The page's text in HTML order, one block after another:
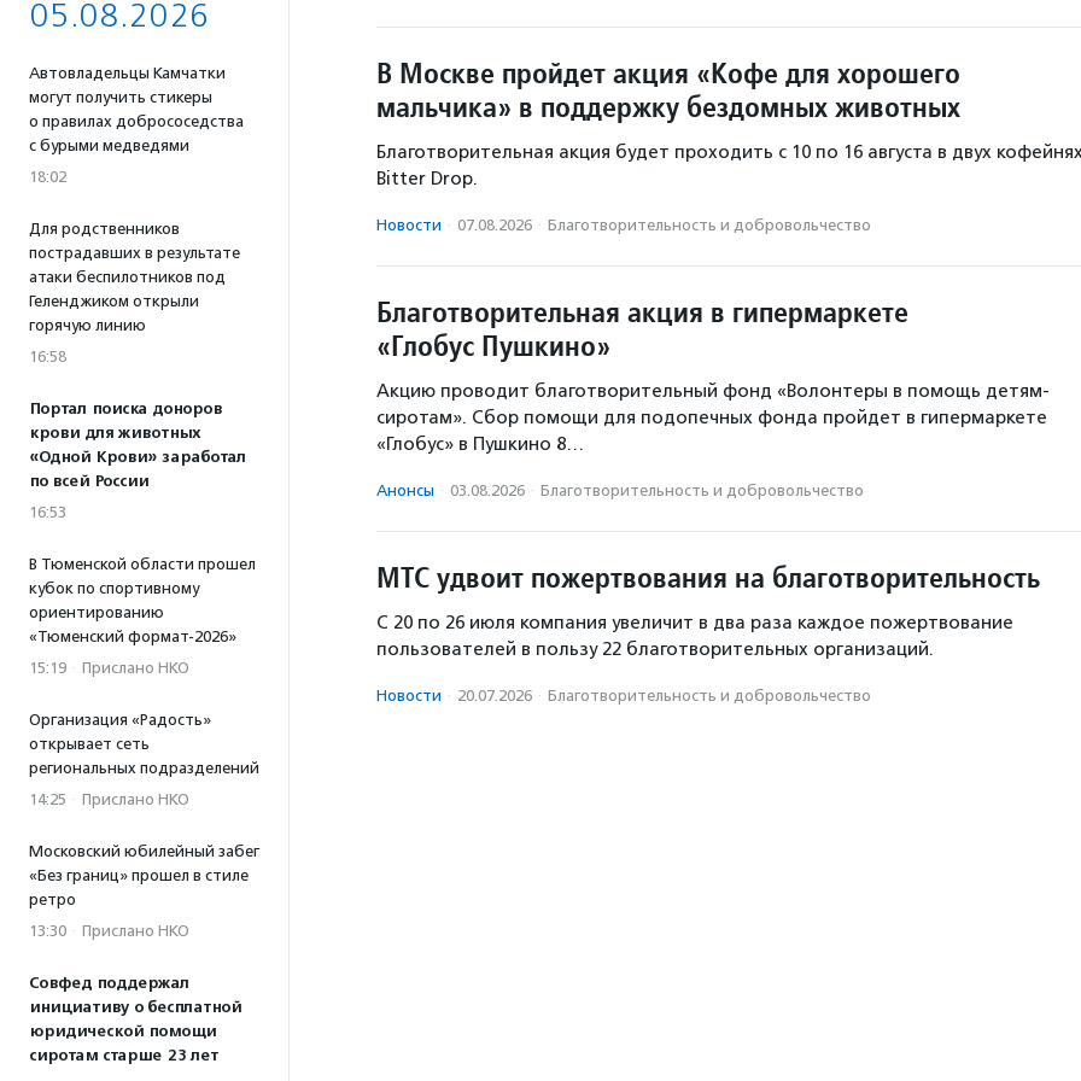
05.08.2026
Автовладельцы Камчатки
могут получить стикеры
о правилах добрососедства
с бурыми медведями
18:02
Для родственников
пострадавших в результате
атаки беспилотников под
Геленджиком открыли
горячую линию
16:58
Портал поиска доноров
крови для животных
«Одной Крови» заработал
по всей России
16:53
В Тюменской области прошел
кубок по спортивному
ориентированию
«Тюменский формат-2026»
15:19 · Прислано НКО
Организация «Радость»
открывает сеть
региональных подразделений
14:25 · Прислано НКО
Московский юбилейный забег
«Без границ» прошел в стиле
ретро
13:30 · Прислано НКО
Совфед поддержал
инициативу о бесплатной
юридической помощи
сиротам старше 23 лет
В Москве пройдет акция «Кофе для хорошего
мальчика» в поддержку бездомных животных
Благотворительная акция будет проходить с 10 по 16 августа в двух
Bitter Drop.
Новости · 07.08.2026 · Благотвори­тель­ность и доброволь­чест­во
Благотворительная акция в гипермаркете
«Глобус Пушкино»
Акцию проводит благотворительный фонд «Волонтеры в помощь детям-
сиротам». Сбор помощи для подопечных фонда пройдет в гипермаркете
«Глобус» в Пушкино 8…
Анонсы · 03.08.2026 · Благотвори­тель­ность и доброволь­чест­во
МТС удвоит пожертвования на благотворительность
С 20 по 26 июля компания увеличит в два раза каждое пожертвование
пользователей в пользу 22 благотворительных организаций.
Новости · 20.07.2026 · Благотвори­тель­ность и доброволь­чест­во